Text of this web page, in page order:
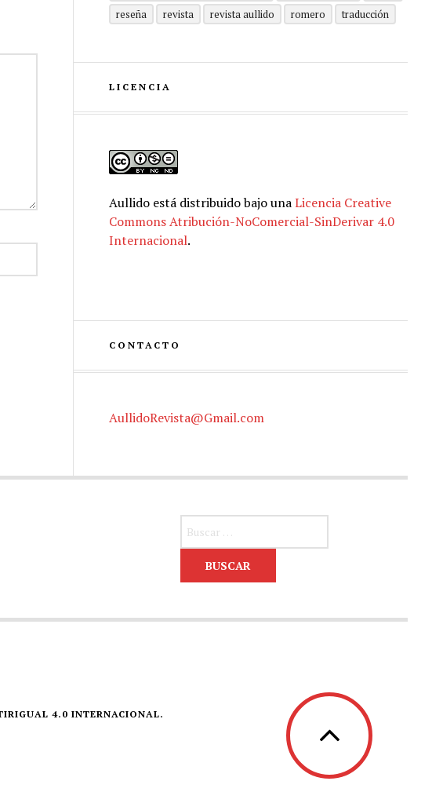
reseña
revista revista aullido romero traducción
LICENCIA
Aullidoestá distribuido bajo unaLicencia Creative
Commons Atribución-NoComercial-SinDerivar 4.0
Internacional.
CONTACTO
AullidoRevista@Gmail.com
4.0 INTERNACIONAL.